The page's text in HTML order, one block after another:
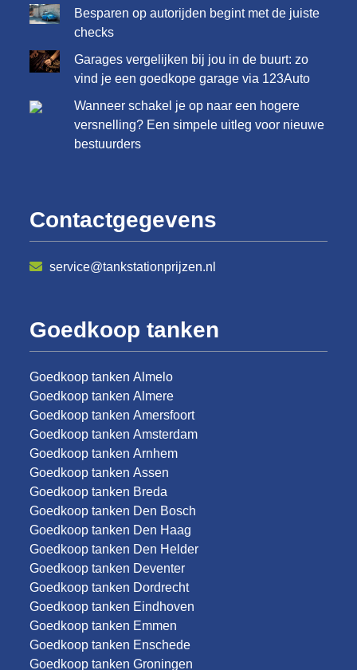
Besparen op autorijden begint met de juiste
checks
Garages vergelijken bij jou in de buurt: zo
vind je een goedkope garage via 123Auto
Wanneer schakel je op naar een hogere
versnelling? Een simpele uitleg voor nieuwe
bestuurders
Contactgegevens
service@tankstationprijzen.nl
Goedkoop tanken
Goedkoop tanken Almelo
Goedkoop tanken Almere
Goedkoop tanken Amersfoort
Goedkoop tanken Amsterdam
Goedkoop tanken Arnhem
Goedkoop tanken Assen
Goedkoop tanken Breda
Goedkoop tanken Den Bosch
Goedkoop tanken Den Haag
Goedkoop tanken Den Helder
Goedkoop tanken Deventer
Goedkoop tanken Dordrecht
Goedkoop tanken Eindhoven
Goedkoop tanken Emmen
Goedkoop tanken Enschede
Goedkoop tanken Groningen